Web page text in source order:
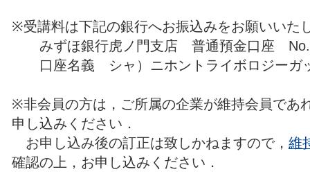
※受講料は下記の銀行へお振込みをお願いいた
みずほ銀行虎ノ門支店 普通預金口座
口座名義 シャ）ニホントライボロジーガ
※非会員の方は，ご所属の企業が維持会員であ
申し込みください．
お申し込み後の訂正は致しかねますので， 維
確認の上，お申し込みください．